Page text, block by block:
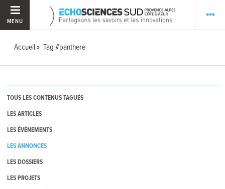
MENU
Accueil Tag #panthere
TOUS LES CONTENUS TAGUÉS
LES ARTICLES
LES ÉVÉNEMENTS
LES ANNONCES
LES DOSSIERS
LES PROJETS